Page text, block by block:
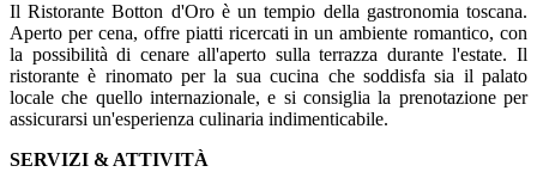
Il Ristorante Botton d'Oro è un tempio della gastronomia toscana.
Aperto per cena, offre piatti ricercati in un ambiente romantico, con
la possibilità di cenare all'aperto sulla terrazza durante l'estate. Il
ristorante è rinomato per la sua cucina che soddisfa sia il palato
locale che quello internazionale, e si consiglia la prenotazione per
assicurarsi un'esperienza culinaria indimenticabile.
SERVIZI & ATTIVITÀ